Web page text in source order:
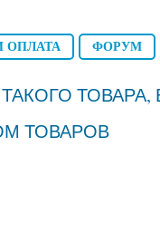
ОПЛАТА ФОРУМ
ТОВАРОВ